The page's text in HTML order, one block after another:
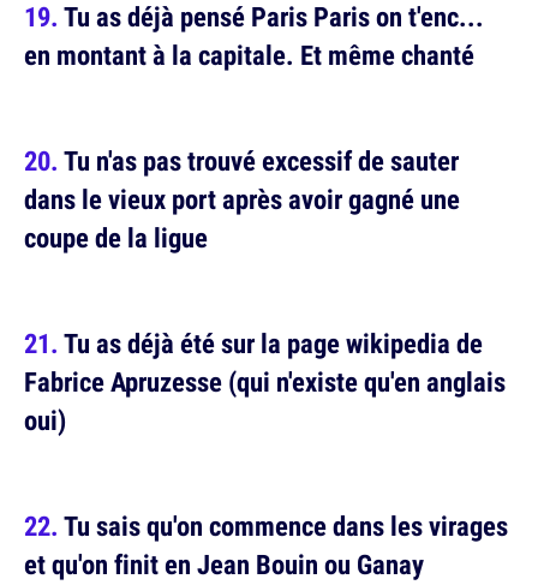
Tu as déjà pensé Paris Paris on t'enc...
en montant à la capitale. Et même chanté
Tu n'as pas trouvé excessif de sauter
dans le vieux port après avoir gagné une
coupe de la ligue
Tu as déjà été sur la page wikipedia de
Fabrice Apruzesse (qui n'existe qu'en anglais
oui)
Tu sais qu'on commence dans les virages
et qu'on finit en Jean Bouin ou Ganay